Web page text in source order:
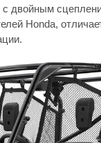
двойным
Honda,